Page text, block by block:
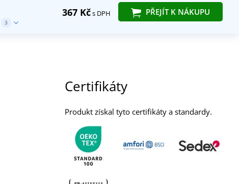
367 Kčs DPH PŘEJÍT K NÁKUPU
3
Certifikáty
Produkt získal tyto certifikáty a standardy.